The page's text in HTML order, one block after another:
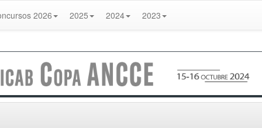
2026 2025 2024 2023